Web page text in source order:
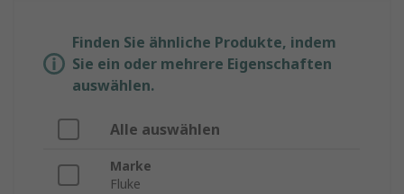
Finden Sie ähnliche Produkte, indem
Sie ein oder mehrere Eigenschaften
auswählen.
Alle auswählen
Marke
Fluke